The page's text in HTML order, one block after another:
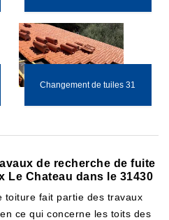
Changement de tuiles 31
de recherche de fuite
Le Chateau dans le 31430
toiture fait partie des travaux
ce qui concerne les toits des